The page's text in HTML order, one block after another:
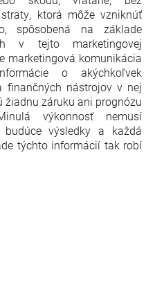
ktorá môže vzniknúť
spôsobená na základe
v tejto marketingovej
marketingová komunikácia
o akýchkoľvek
finančných nástrojov v nej
žiadnu záruku ani prognózu
výkonnosť nemusí
budúce výsledky a každá
týchto informácií tak robí